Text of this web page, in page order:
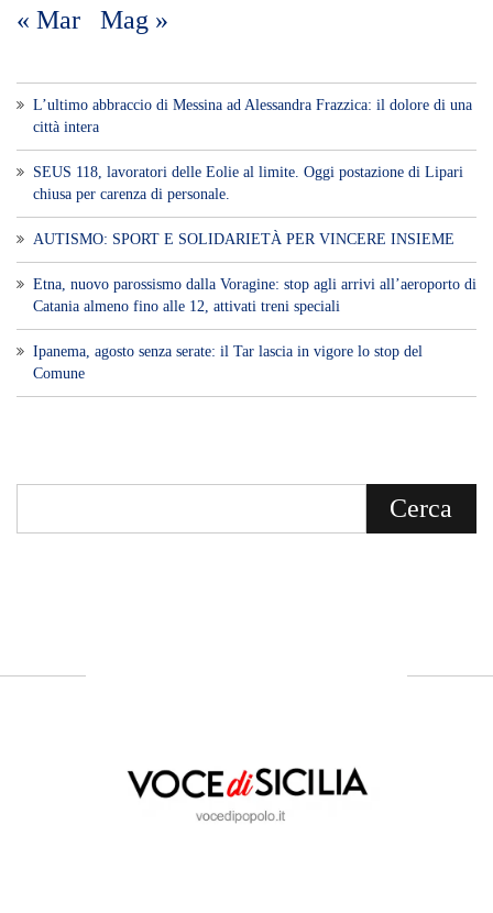
« Mar Mag »
L’ultimo abbraccio di Messina ad Alessandra Frazzica: il dolore di una
città intera
SEUS 118, lavoratori delle Eolie al limite. Oggi postazione di Lipari
chiusa per carenza di personale.
AUTISMO: SPORT E SOLIDARIETÀ PER VINCERE INSIEME
Etna, nuovo parossismo dalla Voragine: stop agli arrivi all’aeroporto di
Catania almeno fino alle 12, attivati treni speciali
Ipanema, agosto senza serate: il Tar lascia in vigore lo stop del
Comune